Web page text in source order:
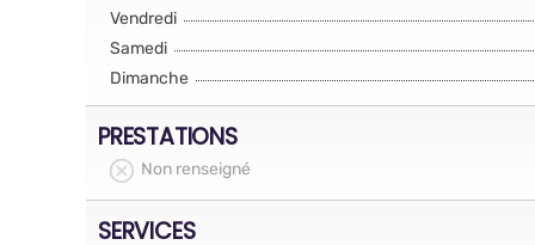
Vendredi
Samedi
Dimanche
PRESTATIONS
Non renseigné
SERVICES